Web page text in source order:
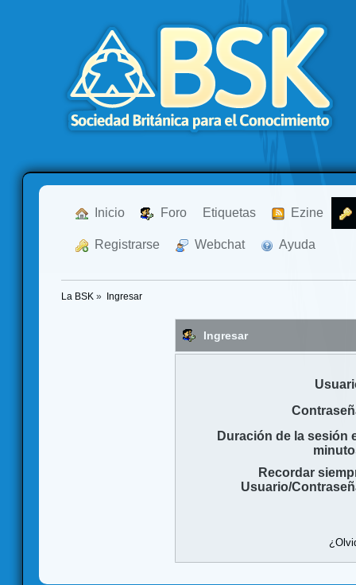
Inicio Foro Etiquetas Ezine
Registrarse Webchat Ayuda
La BSK » Ingresar
Ingresar
Duración de la sesión
Recordar
Usuario/